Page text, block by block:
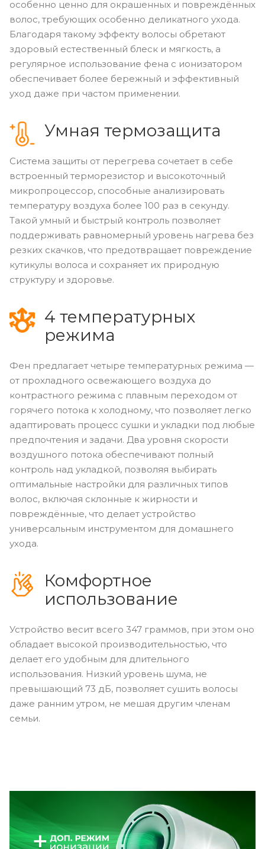
особенно ценно для окрашенных и повреждённых
волос, требующих особенно деликатного ухода.
Благодаря такому эффекту волосы обретают
здоровый естественный блеск и мягкость, а
регулярное использование фена с ионизатором
обеспечивает более бережный и эффективный
уход даже при частом применении.
Умная термозащита
Система защиты от перегрева сочетает в себе
встроенный терморезистор и высокоточный
микропроцессор, способные анализировать
температуру воздуха более 100 раз в секунду.
Такой умный и быстрый контроль позволяет
поддерживать равномерный уровень нагрева без
резких скачков, что предотвращает повреждение
кутикулы волоса и сохраняет их природную
структуру и здоровье.
4 температурных
режима
Фен предлагает четыре температурных режима —
от прохладного освежающего воздуха до
контрастного режима с плавным переходом от
горячего потока к холодному, что позволяет легко
адаптировать процесс сушки и укладки под любые
предпочтения и задачи. Два уровня скорости
воздушного потока обеспечивают полный
контроль над укладкой, позволяя выбирать
оптимальные настройки для различных типов
волос, включая склонные к жирности и
повреждённые, что делает устройство
универсальным инструментом для домашнего
ухода.
Комфортное
использование
Устройство весит всего 347 граммов, при этом оно
обладает высокой производительностью, что
делает его удобным для длительного
использования. Низкий уровень шума, не
превышающий 73 дБ, позволяет сушить волосы
даже ранним утром, не мешая другим членам
семьи.